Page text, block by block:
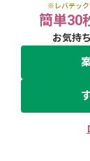
※レバテック
簡単30
お気持